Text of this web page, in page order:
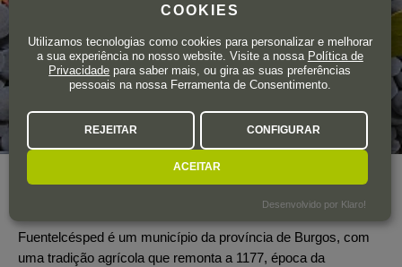
Ano de fundação 2005
Fuentelcésped é um município da província de Burgos, com
uma tradição agrícola que remonta a 1177, época da
COOKIES
Utilizamos tecnologias como cookies para personalizar e melhorar
a sua experiência no nosso website. Visite a nossa Política de
Privacidade para saber mais, ou gira as suas preferências
pessoais na nossa Ferramenta de Consentimento.
REJEITAR CONFIGURAR
ACEITAR
Desenvolvido por Klaro!